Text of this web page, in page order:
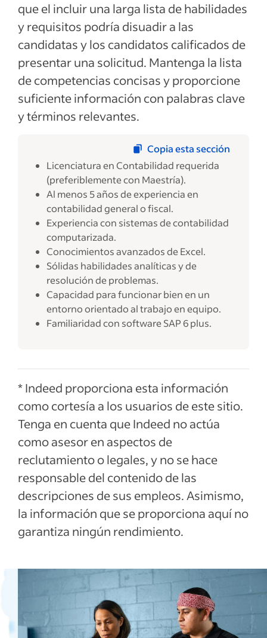
que el incluir una larga lista de habilidades
y requisitos podría disuadir a las
candidatas y los candidatos calificados de
presentar una solicitud. Mantenga la lista
de competencias concisas y proporcione
suficiente información con palabras clave
y términos relevantes.
Copia esta sección
Licenciatura en Contabilidad requerida
(preferiblemente con Maestría).
Al menos 5 años de experiencia en
contabilidad general o fiscal.
Experiencia con sistemas de contabilidad
computarizada.
Conocimientos avanzados de Excel.
Sólidas habilidades analíticas y de
resolución de problemas.
Capacidad para funcionar bien en un
entorno orientado al trabajo en equipo.
Familiaridad con software SAP 6 plus.
* Indeed proporciona esta información
como cortesía a los usuarios de este sitio.
Tenga en cuenta que Indeed no actúa
como asesor en aspectos de
reclutamiento o legales, y no se hace
responsable del contenido de las
descripciones de sus empleos. Asimismo,
la información que se proporciona aquí no
garantiza ningún rendimiento.